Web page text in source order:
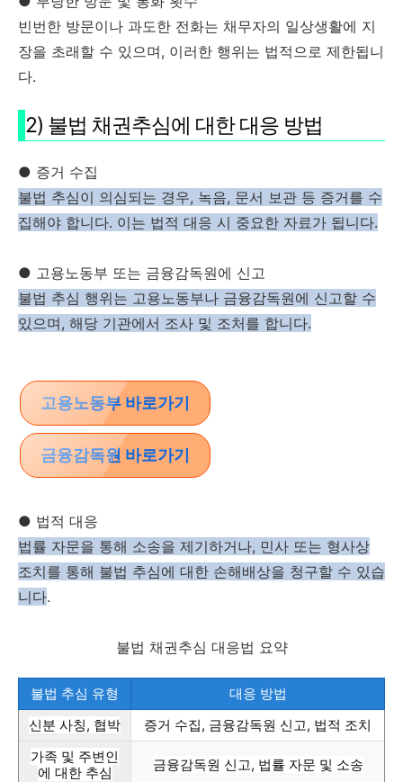
빈번한 방문이나 과도한 전화는 채무자의 일상생활에 지
장을 초래할 수 있으며, 이러한 행위는 법적으로 제한됩니
다​.
2) 불법 채권추심에 대한 대응 방법
● 증거 수집
불법 추심이 의심되는 경우, 녹음, 문서 보관 등 증거를 수
집해야 합니다. 이는 법적 대응 시 중요한 자료가 됩니다.
● 고용노동부 또는 금융감독원에 신고
불법 추심 행위는 고용노동부나 금융감독원에 신고할 수
있으며, 해당 기관에서 조사 및 조처를 합니다.
고용노동부 바로가기
금융감독원 바로가기
● 법적 대응
법률 자문을 통해 소송을 제기하거나, 민사 또는 형사상
조치를 통해 불법 추심에 대한 손해배상을 청구할 수 있습
니다.
불법 채권추심 대응법 요약
불법 추심 유형
대응 방법
신분 사칭, 협박
증거 수집, 금융감독원 신고, 법적 조치
가족 및 주변인
에 대한 추심
금융감독원 신고, 법률 자문 및 소송